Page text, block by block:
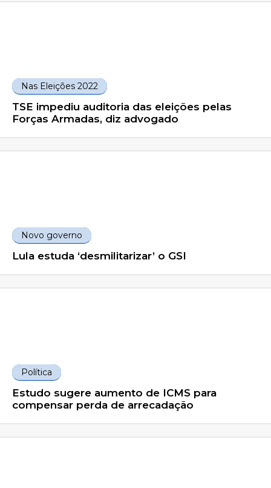
Nas Eleições 2022
TSE impediu auditoria das eleições pelas
Forças Armadas, diz advogado
Novo governo
Lula estuda ‘desmilitarizar’ o GSI
Política
Estudo sugere aumento de ICMS para
compensar perda de arrecadação